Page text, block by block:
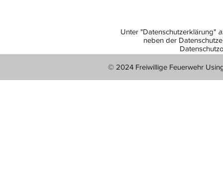
Unter "Datenschutzerklärung"
neben der
© 2024 Freiwillige Feuerwehr